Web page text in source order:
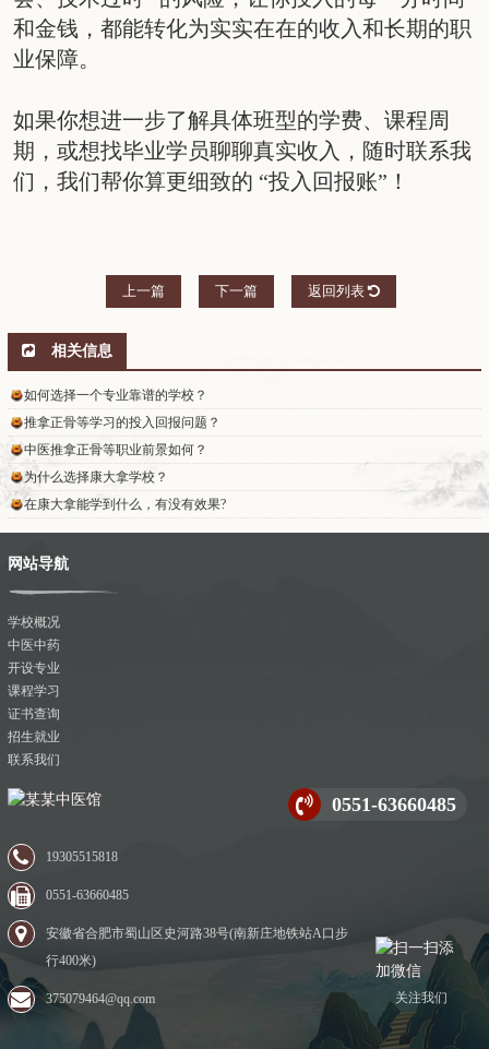
和金钱，都能转化为实实在在的收入和长期的职
业保障。
如果你想进一步了解具体班型的学费、课程周
期，或想找毕业学员聊聊真实收入，随时联系我
们，我们帮你算更细致的 “投入回报账”！
上一篇 下一篇 返回列表
相关信息
如何选择一个专业靠谱的学校？
推拿正骨等学习的投入回报问题？
中医推拿正骨等职业前景如何？
为什么选择康大拿学校？
在康大拿能学到什么，有没有效果?
网站导航
学校概况
中医中药
开设专业
课程学习
证书查询
招生就业
联系我们
0551-63660485
19305515818
0551-63660485
安徽省合肥市蜀山区史河路38号(南新庄地铁站A口步
行400米)
375079464@qq.com 关注我们